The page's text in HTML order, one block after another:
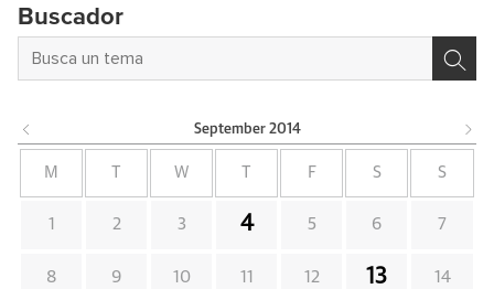
Buscador
September 2014
M W F S S
1 2 3 4 5 6 7
8 9 10 11 12 13 14